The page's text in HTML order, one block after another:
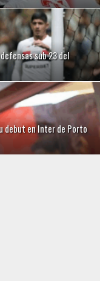
sub 23 del
debut en Inter de Porto